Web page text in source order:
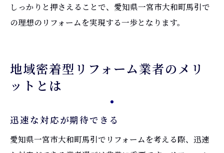
しっかりと押さえることで、愛知県一宮市大和町馬引で
の理想のリフォームを実現する一歩となります。
地域密着型リフォーム業者のメリ
ットとは
迅速な対応が期待できる
愛知県一宮市大和町馬引でリフォームを考える際、迅速